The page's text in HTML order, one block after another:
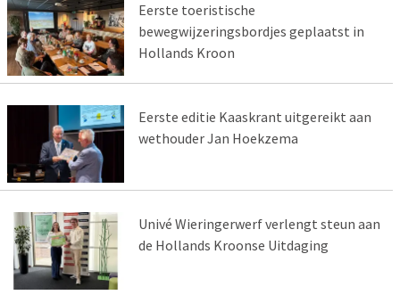
Eerste toeristische
bewegwijzeringsbordjes geplaatst in
Hollands Kroon
Eerste editie Kaaskrant uitgereikt aan
wethouder Jan Hoekzema
Univé Wieringerwerf verlengt steun aan
de Hollands Kroonse Uitdaging